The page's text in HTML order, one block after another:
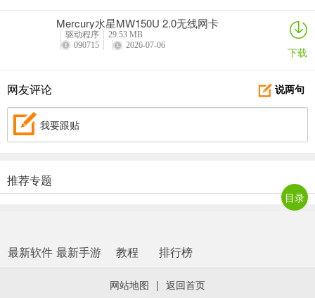
Mercury水星MW150U 2.0无线网卡
驱动程序
29.53 MB
090715
2026-07-06 下载
说两句
网友评论
我要跟贴
推荐专题
最新软件 最新手游 教程 排行榜
网站地图 | 返回首页
目录